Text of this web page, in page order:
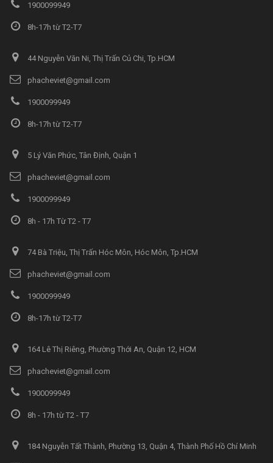
1900099949
8h-17h từ T2-T7
44 Nguyễn Văn Ni, Thị Trấn Củ Chi, Tp.HCM
phacheviet@gmail.com
1900099949
8h-17h từ T2-T7
5 Lý Văn Phức, Tân Định, Quận 1
phacheviet@gmail.com
1900099949
8h - 17h Từ T2 - T7
74 Bà Triệu, Thị Trấn Hóc Môn, Hóc Môn, Tp.HCM
phacheviet@gmail.com
1900099949
8h-17h từ T2-T7
164 Lê Thị Riêng, Phường Thới An, Quận 12, HCM
phacheviet@gmail.com
1900099949
8h - 17h từ T2 - T7
184 Nguyễn Tất Thành, Phường 13, Quận 4, Thành Phố Hồ Chí Minh